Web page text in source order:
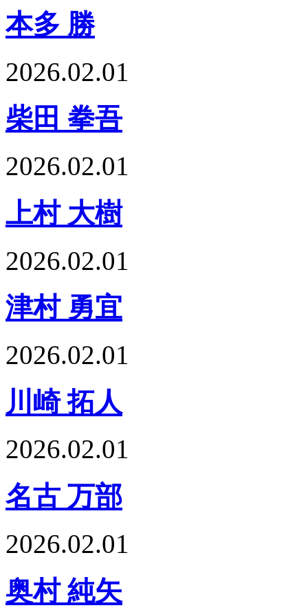
本多 勝
2026.02.01
柴田 拳吾
2026.02.01
上村 大樹
2026.02.01
津村 勇宜
2026.02.01
川崎 拓人
2026.02.01
名古 万部
2026.02.01
奥村 純矢